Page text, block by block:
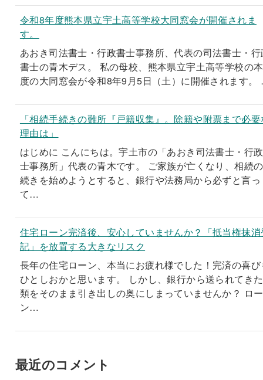
令和8年度熊本県立宇土高等学校大同窓会が開催されま
す。
あおき司法書士・行政書士事務所、代表の司法書士・行
書士の青木デス。 私の母校、熊本県立宇土高等学校の
度の大同窓会が令和8年9月5日（土）に開催されます
「相続手続きの難所『戸籍収集』。除籍や附票まで必
理由は」
はじめに こんにちは。宇土市の「あおき司法書士・行
士事務所」代表の青木です。 ご家族が亡くなり、相続
続きを始めようとすると、銀行や法務局から必ずと言っ
て…
住宅ローン完済後、安心していませんか？「抵当権抹消
記」を放置する大きなリスク
長年の住宅ローン、本当にお疲れ様でした！完済の喜び
ひとしおかと思います。 しかし、銀行から送られてき
類をそのまま引き出しの奥にしまっていませんか？ ロー
ン…
最近のコメント